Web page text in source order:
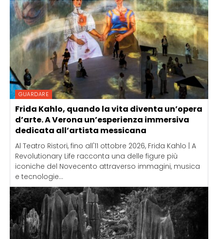
GUARDARE
Frida Kahlo, quando la vita diventa un’opera
d’arte. A Verona un’esperienza immersiva
dedicata all’artista messicana
Al Teatro Ristori, fino all'11 ottobre 2026, Frida Kahlo | A
Revolutionary Life racconta una delle figure più
iconiche del Novecento attraverso immagini, musica
e tecnologie...